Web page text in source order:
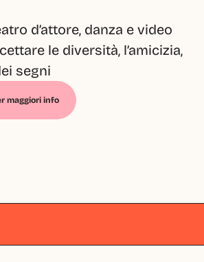
d’attore, danza e video
le diversità, l’amicizia,
segni
maggiori info